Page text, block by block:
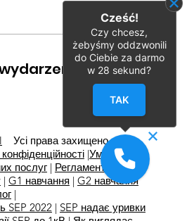
Усі права захищено
|Умови
послуг| Регламент
| G1 навчання | G2 навчання
|
SEP 2022 | SEP надає уривки
Cześć!
Czy chcesz,
żebyśmy oddzwonili
do Ciebie za darmo
w 28 sekund?
TAK